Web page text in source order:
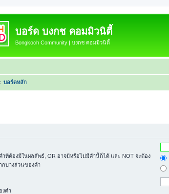
บอร์ด บงกช คอมมิวนิตี้
Bongkoch Community | บงกช คอมมิวนิตี้
บอร์ดหลัก
ำที่ต้องมีในผลลัพธ์, OR อาจมีหรือไม่มีคำนี้ก็ได้ และ NOT จะต้อง
กบางส่วนของคำ
งคำ